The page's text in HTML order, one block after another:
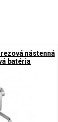
nástenná
batéria